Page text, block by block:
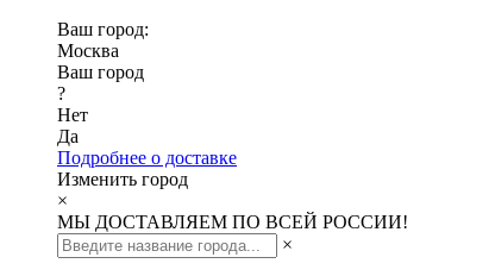
Ваш город:
Москва
Ваш город
?
Нет
Да
Подробнее о доставке
Изменить город
×
МЫ ДОСТАВЛЯЕМ ПО ВСЕЙ РОССИИ!
×